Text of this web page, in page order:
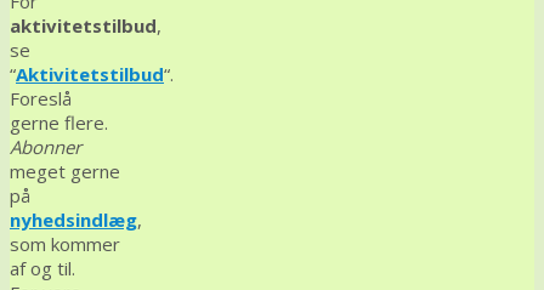
aktivitetstilbud,
se
“Aktivitetstilbud“.
Foreslå
gerne flere.
Abonner
meget gerne
på
nyhedsindlæg,
som kommer
af og til.